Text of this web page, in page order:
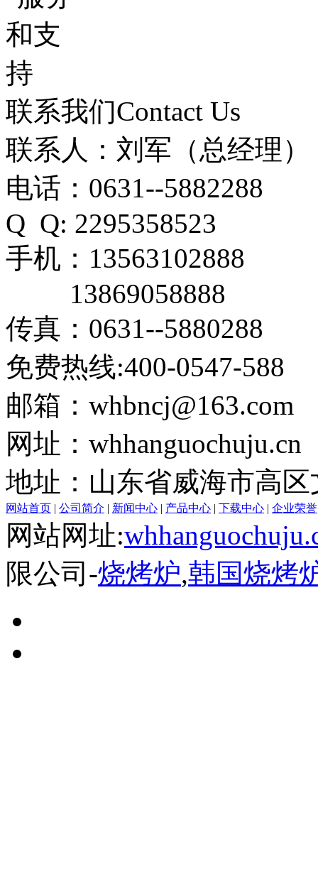
联系我们Contact Us
联系人：刘军（总经理）
电话：0631--5882288
Q Q: 2295358523
手机：13563102888
13869058888
传真：0631--5880288
免费热线:400-0547-588
邮箱：whbncj@163.com
网址：whhanguochuju.cn
地址：山东省威海市高区
网站首页 | 公司简介 | 新闻中心 | 产品中心 | 下载中心 | 企业荣誉
网站网址:
限公司-烧烤炉,韩国烧烤